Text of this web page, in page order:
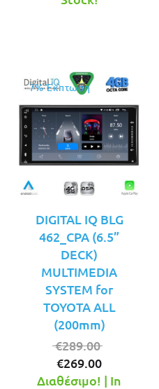
7% Έκπτωση
DIGITAL IQ BLG
462_CPA (6.5”
DECK)
MULTIMEDIA
SYSTEM for
TOYOTA ALL
(200mm)
€289.00
was:
€269.00
τρέχουσα
Διαθέσιμο! | In